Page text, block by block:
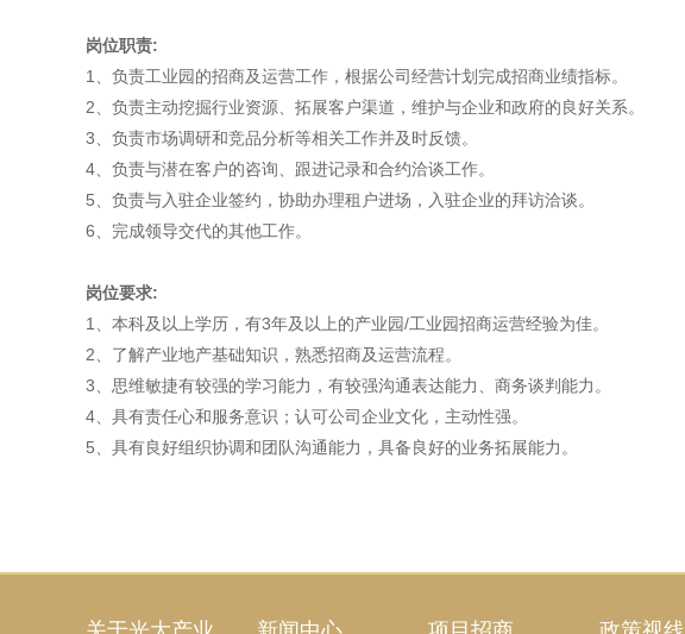
岗位职责:
1、负责工业园的招商及运营工作，根据公司经营计划完成招商业绩指标。
2、负责主动挖掘行业资源、拓展客户渠道，维护与企业和政府的良好关系。
3、负责市场调研和竞品分析等相关工作并及时反馈。
4、负责与潜在客户的咨询、跟进记录和合约洽谈工作。
5、负责与入驻企业签约，协助办理租户进场，入驻企业的拜访洽谈。
6、完成领导交代的其他工作。
岗位要求:
1、本科及以上学历，有3年及以上的产业园/工业园招商运营经验为佳。
2、了解产业地产基础知识，熟悉招商及运营流程。
3、思维敏捷有较强的学习能力，有较强沟通表达能力、商务谈判能力。
4、具有责任心和服务意识；认可公司企业文化，主动性强。
5、具有良好组织协调和团队沟通能力，具备良好的业务拓展能力。